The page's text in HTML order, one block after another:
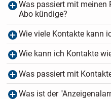
Was passiert mit meinen
Abo kündige?
Wie viele Kontakte kann
Wie kann ich Kontakte
Was passiert mit
Was ist der